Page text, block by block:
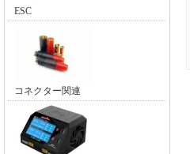
ESC
コネクター関連